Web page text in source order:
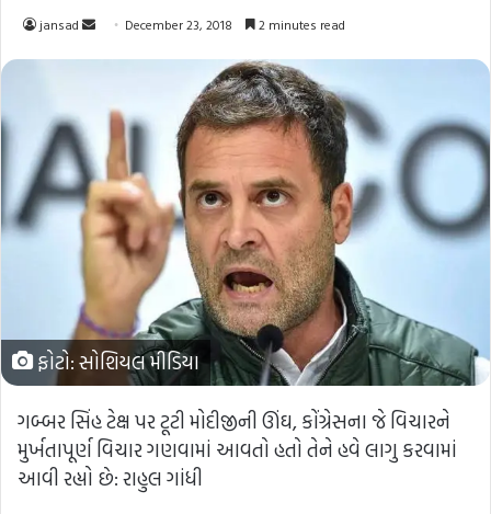
jansad
Send December 23, 2018 2 minutes read
ફોટો: સોશિયલ મીડિયા
ગબ્બર સિંહ ટેક્ષ પર ટૂટી મોદીજીની ઊંઘ, કોંગ્રેસના જે વિચારને
મુર્ખતાપૂર્ણ વિચાર ગણવામાં આવતો હતો તેને હવે લાગુ કરવામાં
આવી રહ્યો છે: રાહુલ ગાંધી